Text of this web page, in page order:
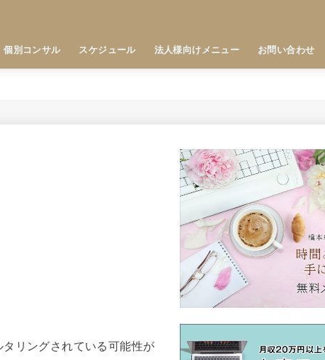
個別コンサル スケジュール 法人様向けメニュー お問い合わせ
リングされている可能性が